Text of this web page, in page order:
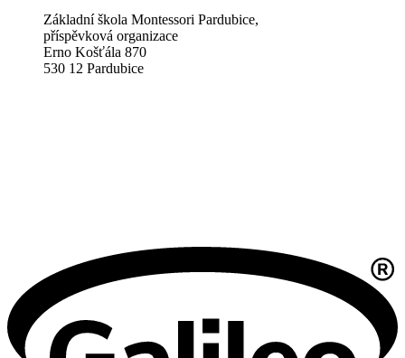
Základní škola Montessori Pardubice,
příspěvková organizace
Erno Košťála 870
530 12 Pardubice